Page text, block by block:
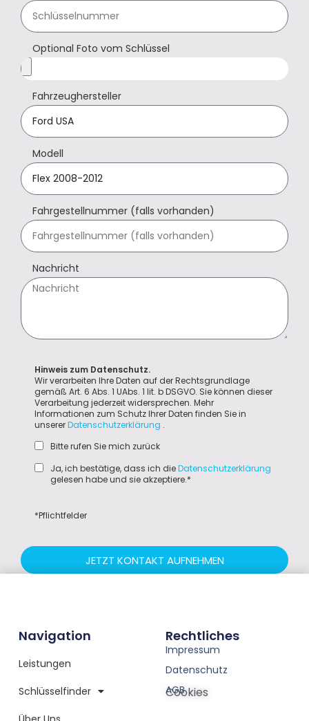
Optional Foto vom Schlüssel
Fahrzeughersteller
Modell
Fahrgestellnummer (falls vorhanden)
Nachricht
Hinweis zum Datenschutz.
Wir verarbeiten Ihre Daten auf der Rechtsgrundlage
gemäß Art. 6 Abs. 1 UAbs. 1 lit. b DSGVO. Sie können dieser
Verarbeitung jederzeit widersprechen. Mehr
Informationen zum Schutz Ihrer Daten finden Sie in
unsererDatenschutzerklärung .
Bitte rufen Sie mich zurück
Ja, ich bestätige, dass ich dieDatenschutzerklärung
gelesen habe und sie akzeptiere.*
*Pflichtfelder
JETZT KONTAKT AUFNEHMEN
Navigation
Leistungen
Schlüsselfinder
Rechtliches
Impressum
Datenschutz
AGB
Cookies